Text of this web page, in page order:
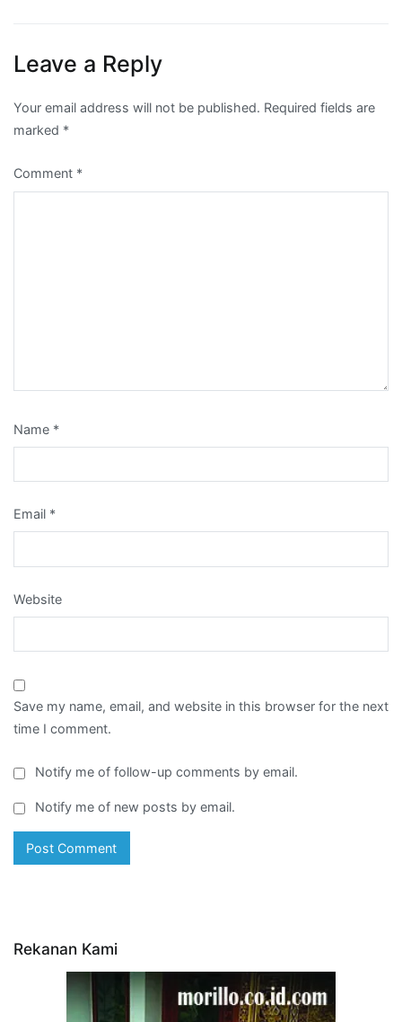
Leave a Reply
Your email address will not be published. Required fields are
marked *
Comment *
Name *
Email *
Website
Save my name, email, and website in this browser for the next
time I comment.
Notify me of follow-up comments by email.
Notify me of new posts by email.
Rekanan Kami